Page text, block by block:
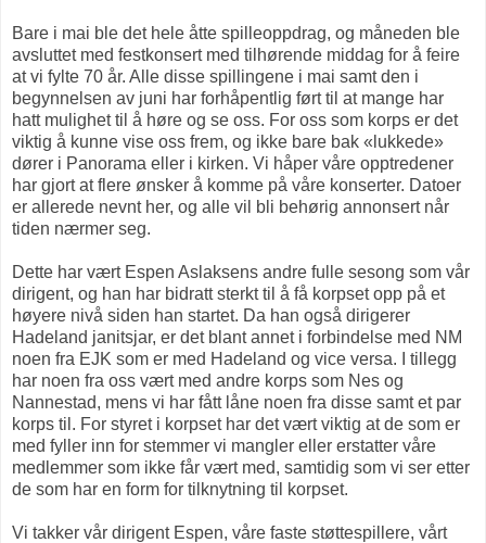
Bare i mai ble det hele åtte spilleoppdrag, og måneden ble
avsluttet med festkonsert med tilhørende middag for å feire
at vi fylte 70 år. Alle disse spillingene i mai samt den i
begynnelsen av juni har forhåpentlig ført til at mange har
hatt mulighet til å høre og se oss. For oss som korps er det
viktig å kunne vise oss frem, og ikke bare bak «lukkede»
dører i Panorama eller i kirken. Vi håper våre opptredener
har gjort at flere ønsker å komme på våre konserter. Datoer
er allerede nevnt her, og alle vil bli behørig annonsert når
tiden nærmer seg.
Dette har vært Espen Aslaksens andre fulle sesong som vår
dirigent, og han har bidratt sterkt til å få korpset opp på et
høyere nivå siden han startet. Da han også dirigerer
Hadeland janitsjar, er det blant annet i forbindelse med NM
noen fra EJK som er med Hadeland og vice versa. I tillegg
har noen fra oss vært med andre korps som Nes og
Nannestad, mens vi har fått låne noen fra disse samt et par
korps til. For styret i korpset har det vært viktig at de som er
med fyller inn for stemmer vi mangler eller erstatter våre
medlemmer som ikke får vært med, samtidig som vi ser etter
de som har en form for tilknytning til korpset.
Vi takker vår dirigent Espen, våre faste støttespillere, vårt